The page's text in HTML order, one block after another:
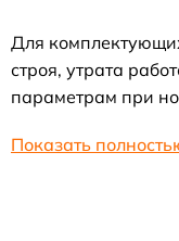
Для
строя, утрата
параметрам при
Показать